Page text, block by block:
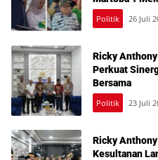
Politik 26 Juli
Ricky
Perkuat
Bersama
Politik 23 Juli
Ricky
Kesultanan